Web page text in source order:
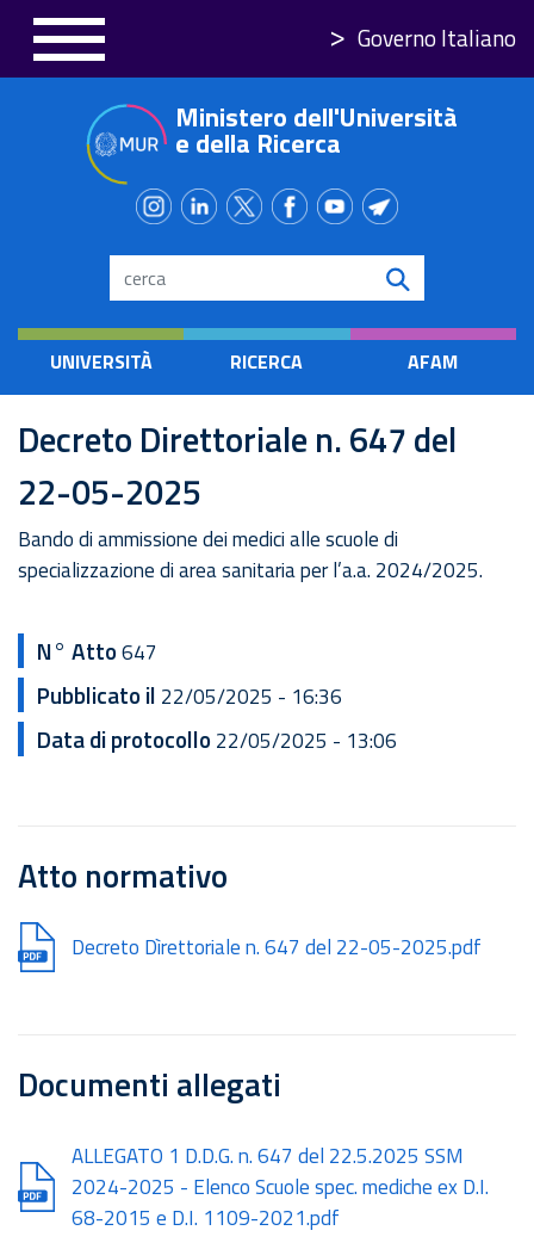
principale
Governo Italiano
Ministero dell'Università
e della Ricerca
Search
UNIVERSITÀ RICERCA AFAM
Decreto Direttoriale n. 647 del
22-05-2025
Bando di ammissione dei medici alle scuole di
specializzazione di area sanitaria per l’a.a. 2024/2025.
N° Atto647
Pubblicato il 22/05/2025 - 16:36
Data di protocollo 22/05/2025 - 13:06
Atto normativo
Document
Decreto Dìrettoriale n. 647 del 22-05-2025.pdf
Documenti allegati
Document
ALLEGATO 1 D.D.G. n. 647 del 22.5.2025 SSM
2024-2025 - Elenco Scuole spec. mediche ex D.I.
68-2015 e D.I. 1109-2021.pdf